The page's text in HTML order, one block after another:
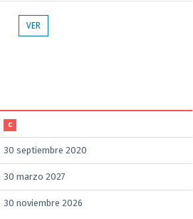
VER
C
30 septiembre 2020
30 marzo 2027
30 noviembre 2026